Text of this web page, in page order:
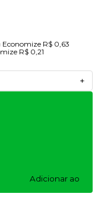
Economize R$ 0,63
R$ 0,21
+
Adicionar ao